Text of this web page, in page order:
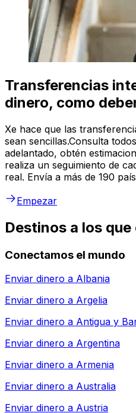
Transferencias
dinero, como
Xe hace que las
sean sencillas.Consulta
adelantado, obtén
realiza un seguimiento de
real. Envía a más de 190
Empezar
Destinos a los
Conectamos el mundo
Enviar dinero a Albania
Enviar dinero a Argelia
Enviar dinero a Antigua y
Enviar dinero a Argentina
Enviar dinero a Armenia
Enviar dinero a Australia
Enviar dinero a Austria